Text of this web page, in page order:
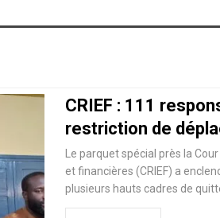
CRIEF : 111
restriction de
Le parquet spécial près la
et financières (CRIEF) a
plusieurs hauts cadres de